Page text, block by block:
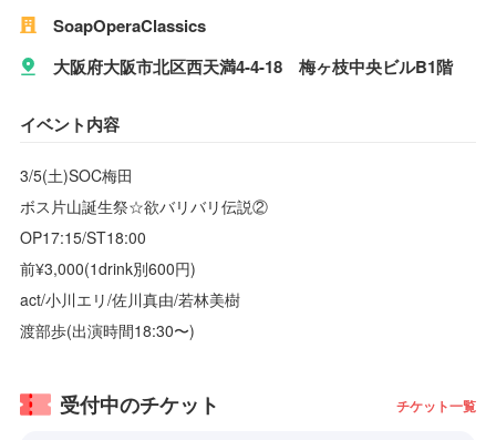
SoapOperaClassics
大阪府大阪市北区西天満4-4-18 梅ヶ枝中央ビルB1階
イベント内容
3/5(土)SOC梅田
ボス片山誕生祭☆欲バリバリ伝説②
OP17:15/ST18:00
前¥3,000(1drink別600円)
act/小川エリ/佐川真由/若林美樹
渡部歩(出演時間18:30〜)
受付中のチケット チケット一覧